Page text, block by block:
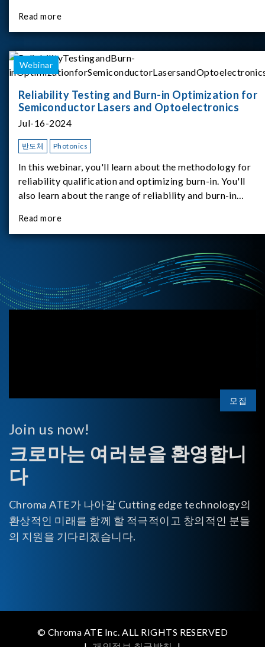
experimental equipment for this study.provides an
applicati
Read more
Webinar
Reliability Testing and Burn-in Optimization for
Semiconductor Lasers and Optoelectronics
Jul-16-2024
반도체 Photonics
In this webinar, you'll learn about the methodology for
reliability qualification and optimizing burn-in. You'll
also learn about the range of reliability and burn-in
test-as-a-service options.
Read more
모집
Join us now!
크로마는 여러분을 환영합니
다
Chroma ATE가 나아갈 Cutting edge technology의
환상적인 미래를 함께 할 적극적이고 창의적인 분들
의 지원을 기다리겠습니다.
© Chroma ATE Inc. ALL RIGHTS RESERVED